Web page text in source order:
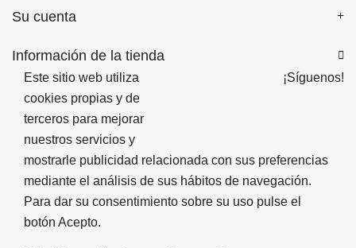
Su cuenta
Información de la tienda 
¡Síguenos!
Este sitio web utiliza
cookies propias y de
terceros para mejorar
nuestros servicios y
mostrarle publicidad relacionada con sus preferencias
mediante el análisis de sus hábitos de navegación.
Para dar su consentimiento sobre su uso pulse el
botón Acepto.